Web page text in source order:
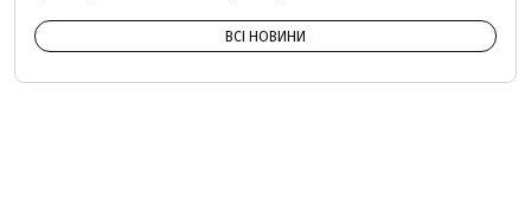
ВСІ НОВИНИ